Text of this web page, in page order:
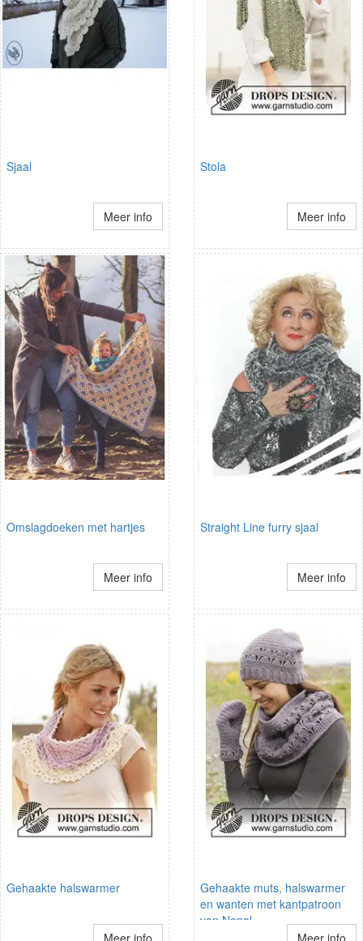
Sjaal
Meer info
Stola
Meer info
Omslagdoeken met hartjes
Meer info
Straight Line furry sjaal
Meer info
Gehaakte halswarmer
Meer info
Gehaakte muts, halswarmer
en wanten met kantpatroon
van Nepal
Meer info